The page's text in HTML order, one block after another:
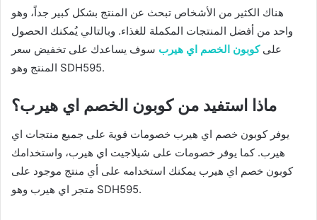
هناك الكثير من الأشخاص تبحث عن المنتج بشكل كبير جداً، وهو
واحد من أفضل المنتجات المكملة للغذاء. وبالتالي يُمكنك الحصول
علىكوبون الخصم اي هيرب سوف يساعدك على تخفيض سعر
المنتج وهو SDH595.
ماذا استفيد من كوبون الخصم اي هيرب؟
يوفر كوبون خصم اي هيرب خصومات قوية على جميع منتجات اي
هيرب. كما يوفر خصومات على شيلاجيت اي هيرب، واستخدامك
كوبون خصم اي هيرب يمكنك استخدامه على أي منتج موجود على
متجر اي هيرب وهو SDH595.